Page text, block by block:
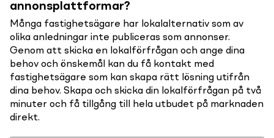
annonsplattformar?
Många fastighetsägare har lokalalternativ som av
olika anledningar inte publiceras som annonser.
Genom att skicka en lokalförfrågan och ange dina
behov och önskemål kan du få kontakt med
fastighetsägare som kan skapa rätt lösning utifrån
dina behov. Skapa och skicka din lokalförfrågan på två
minuter och få tillgång till hela utbudet på marknaden
direkt.